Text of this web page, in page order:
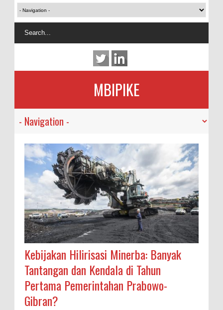
MBIPIKE
Kebijakan Hilirisasi Minerba: Banyak
Tantangan dan Kendala di Tahun
Pertama Pemerintahan Prabowo-
Gibran?